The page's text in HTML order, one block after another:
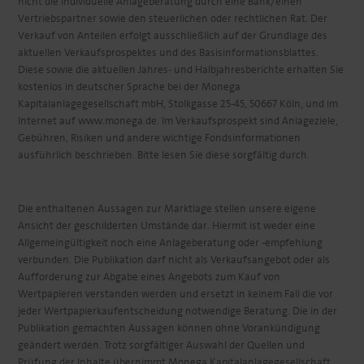
Vertriebspartner sowie den steuerlichen oder rechtlichen Rat. Der
Verkauf von Anteilen erfolgt ausschließlich auf der Grundlage des
aktuellen Verkaufsprospektes und des Basisinformationsblattes.
Diese sowie die aktuellen Jahres- und Halbjahresberichte erhalten Sie
kostenlos in deutscher Sprache bei der Monega
Kapitalanlagegesellschaft mbH, Stolkgasse 25-45, 50667 Köln, und im
Internet auf www.monega.de. Im Verkaufsprospekt sind Anlageziele,
Gebühren, Risiken und andere wichtige Fondsinformationen
ausführlich beschrieben. Bitte lesen Sie diese sorgfältig durch.
Die enthaltenen Aussagen zur Marktlage stellen unsere eigene
Ansicht der geschilderten Umstände dar. Hiermit ist weder eine
Allgemeingültigkeit noch eine Anlageberatung oder -empfehlung
verbunden. Die Publikation darf nicht als Verkaufsangebot oder als
Aufforderung zur Abgabe eines Angebots zum Kauf von
Wertpapieren verstanden werden und ersetzt in keinem Fall die vor
jeder Wertpapierkaufentscheidung notwendige Beratung. Die in der
Publikation gemachten Aussagen können ohne Vorankündigung
geändert werden. Trotz sorgfältiger Auswahl der Quellen und